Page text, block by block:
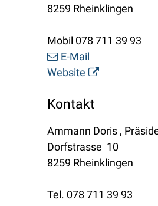
8259 Rheinklingen
Mobil 078 711 39 93
E-Mail
Website
Kontakt
Ammann Doris ,
Dorfstrasse 10
8259 Rheinklingen
Tel. 078 711 39 93